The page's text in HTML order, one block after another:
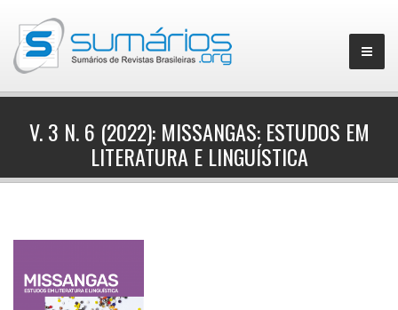
V. 3 N. 6 (2022): MISSANGAS: ESTUDOS EM
LITERATURA E LINGUÍSTICA